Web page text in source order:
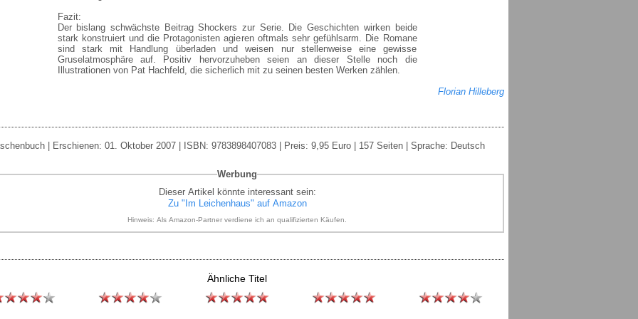
Fazit:
Der bislang schwächste Beitrag Shockers zur Serie. Die Geschichten wirken beide
stark konstruiert und die Protagonisten agieren oftmals sehr gefühlsarm. Die Romane
sind stark mit Handlung überladen und weisen nur stellenweise eine gewisse
Gruselatmosphäre auf. Positiv hervorzuheben seien an dieser Stelle noch die
Illustrationen von Pat Hachfeld, die sicherlich mit zu seinen besten Werken zählen.
Florian Hilleberg
| Erschienen: 01. Oktober 2007 | ISBN: 9783898407083 | Preis: 9,95 Euro | 157 Seiten | Sprache: Deutsch
Werbung
Dieser Artikel könnte interessant sein:
Zu "Im Leichenhaus" auf Amazon
Hinweis: Als Amazon-Partner verdiene ich an qualifizierten Käufen.
Ähnliche Titel